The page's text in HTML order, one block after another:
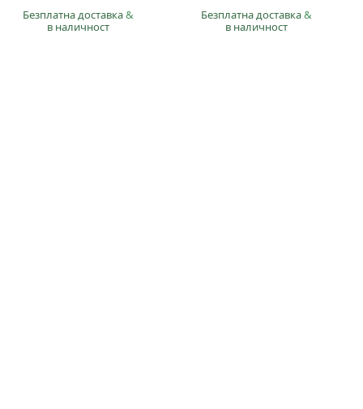
Безплатна доставка&
в наличност
Безплатна доставка&
в наличност